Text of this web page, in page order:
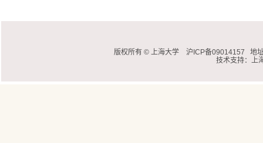
版权所有 © 上海大学 沪ICP备09014157
地
技术支持： 上